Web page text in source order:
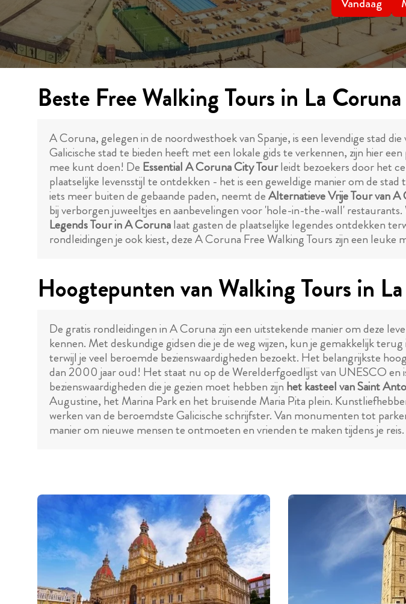
Beste Free Walking Tours in La Coruna
A Coruna, gelegen in de noordwesthoek van Spanje, is een levendige stad
Galicische stad te bieden heeft met een lokale gids te verkennen, zijn hier
mee kunt doen! De Essential A Coruna City Tourleidt bezoekers door het
plaatselijke levensstijl te ontdekken - het is een geweldige manier om de
iets meer buiten de gebaande paden, neemt deAlternatieve Vrije Tour van A
bij verborgen juweeltjes en aanbevelingen voor 'hole-in-the-wall'
Legends Tour in A Corunalaat gasten de plaatselijke legendes ontdekken
rondleidingen je ook kiest, deze A Coruna Free Walking Tours zijn een
Hoogtepunten van Walking Tours in
De gratis rondleidingen in A Coruna zijn een uitstekende manier om deze
kennen. Met deskundige gidsen die je de weg wijzen, kun je gemakkelijk
terwijl je veel beroemde bezienswaardigheden bezoekt. Het belangrijkste
dan 2000 jaar oud! Het staat nu op de Werelderfgoedlijst van UNESCO en
bezienswaardigheden die je gezien moet hebben zijn het kasteel van Saint
Augustine, het Marina Park en het bruisende Maria Pita plein.
werken van de beroemdste Galicische schrijfster. Van monumenten tot
manier om nieuwe mensen te ontmoeten en vrienden te maken tijdens je